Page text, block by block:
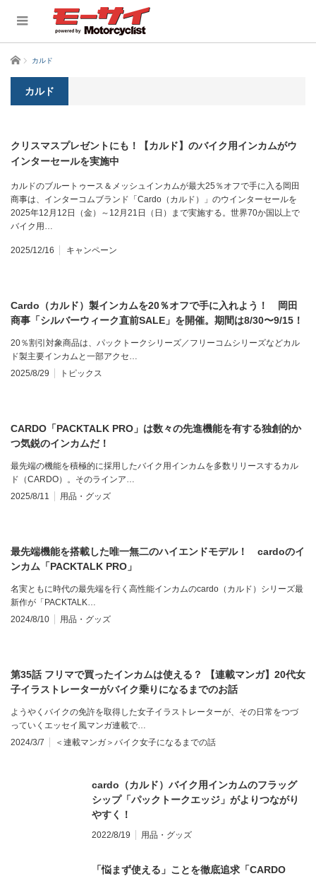
ホーム カルド
カルド
クリスマスプレゼントにも！【カルド】のバイク用インカムがウ
インターセールを実施中
カルドのブルートゥース＆メッシュインカムが最大25％オフで手に入る岡田
商事は、インターコムブランド「Cardo（カルド）」のウインターセールを
2025年12月12日（金）～12月21日（日）まで実施する。世界70か国以上で
バイク用…
2025/12/16 キャンペーン
Cardo（カルド）製インカムを20％オフで手に入れよう！ 岡田
商事「シルバーウィーク直前SALE」を開催。期間は8/30〜9/15！
20％割引対象商品は、パックトークシリーズ／フリーコムシリーズなどカル
ド製主要インカムと一部アクセ…
2025/8/29
トピックス
CARDO「PACKTALK PRO」は数々の先進機能を有する独創的か
つ気鋭のインカムだ！
最先端の機能を積極的に採用したバイク用インカムを多数リリースするカル
ド（CARDO）。そのラインア…
2025/8/11
用品・グッズ
最先端機能を搭載した唯一無二のハイエンドモデル！ cardoのイ
ンカム「PACKTALK PRO」
名実ともに時代の最先端を行く高性能インカムのcardo（カルド）シリーズ最
新作が「PACKTALK…
2024/8/10
用品・グッズ
第35話 フリマで買ったインカムは使える？ 【連載マンガ】20代女
子イラストレーターがバイク乗りになるまでのお話
ようやくバイクの免許を取得した女子イラストレーターが、その日常をつづ
っていくエッセイ風マンガ連載で…
2024/3/7
＜連載マンガ＞バイク女子になるまでの話
cardo（カルド）バイク用インカムのフラッグ
シップ「パックトークエッジ」がよりつながり
やすく！
2022/8/19 用品・グッズ
「悩まず使える」ことを徹底追求「CARDO